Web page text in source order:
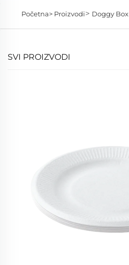
Početna> Proizvodi> Doggy Box
SVI PROIZVODI